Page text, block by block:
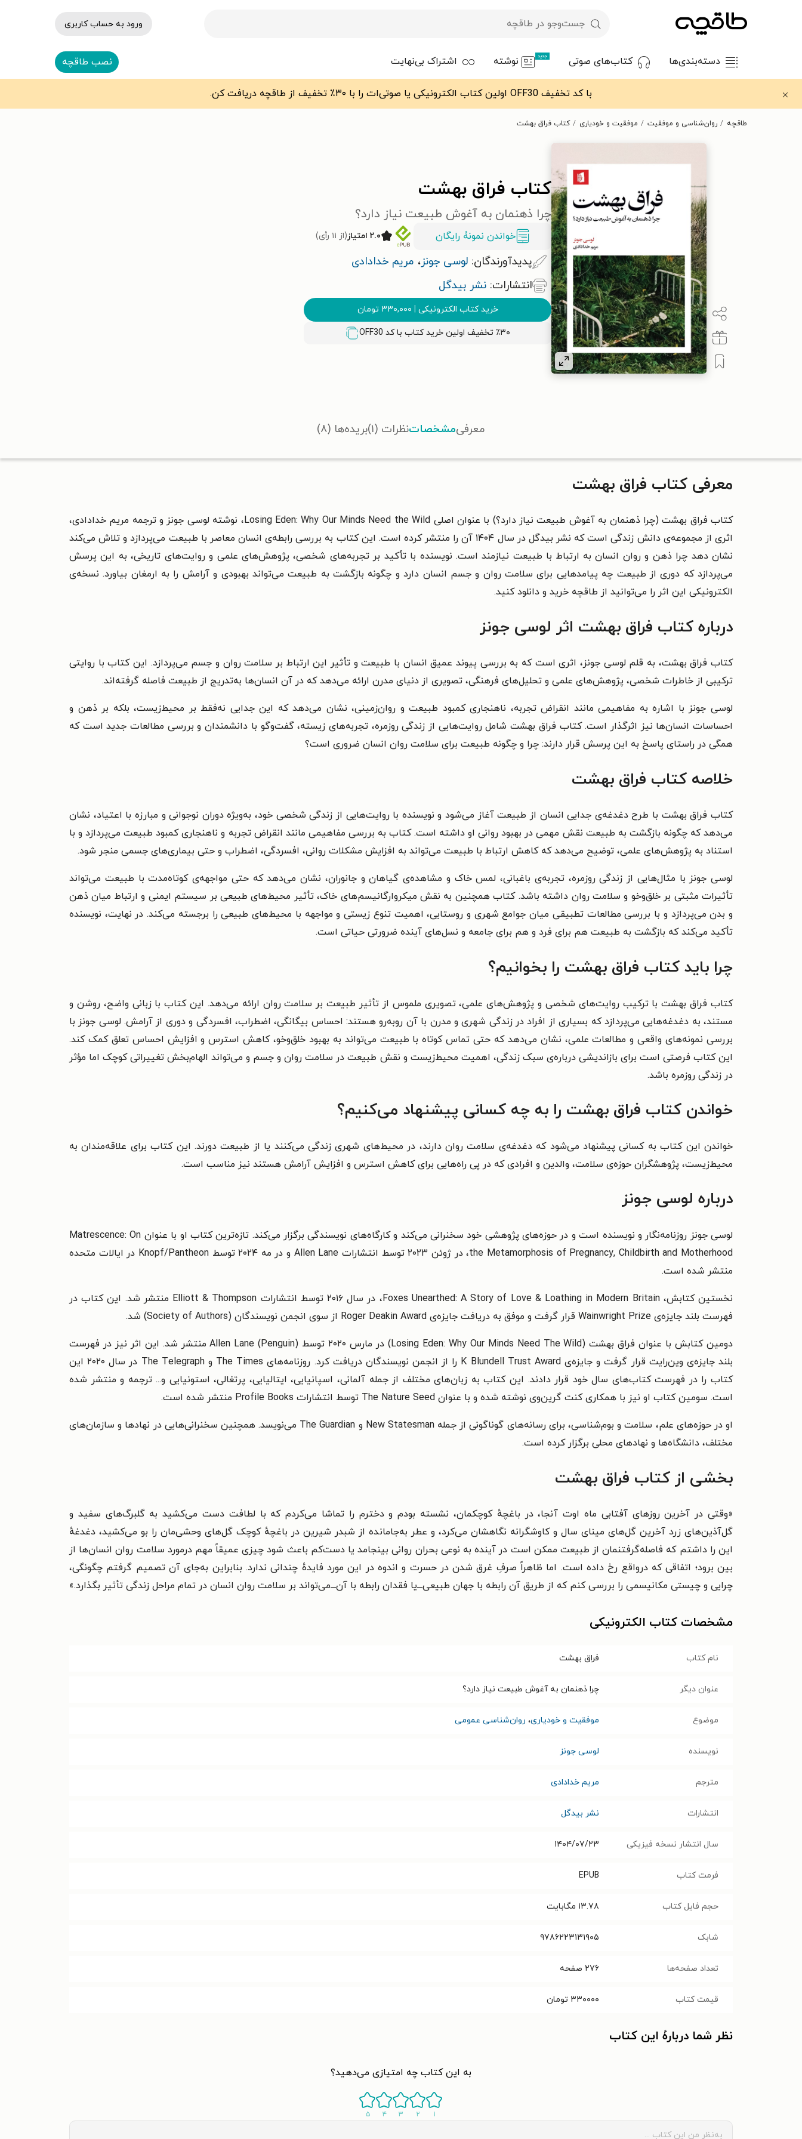
ورود به حساب کاربری
دسته‌بندی‌ها کتاب‌های صوتی جدید نوشته اشتراک بی‌نهایت نصب طاقچه
با کد تخفیف OFF30 اولین کتاب الکترونیکی یا صوتی‌ات را با ۳۰٪ تخفیف از طاقچه دریافت کن.
طاقچه روان‌شناسی و موفقیت موفقیت و خودیاری کتاب فراق بهشت
کتاب فراق بهشت
چرا ذهنمان به آغوش طبیعت نیاز دارد؟
خواندن نمونۀ رایگان ۲.۰ امتیاز (از ۱۱ رأی)
پدیدآورندگان: لوسی جونز، مریم خدادادی
انتشارات: نشر بیدگل
خرید کتاب الکترونیکی ۳۳۰,۰۰۰ تومان
٪۳۰ تخفیف اولین خرید کتاب با کد OFF30
معرفیمشخصاتنظرات (۱) بریده‌ها (۸)
معرفی کتاب فراق بهشت
کتاب فراق بهشت (چرا ذهنمان به آغوش طبیعت نیاز دارد؟) با عنوان اصلی Losing Eden: Why Our Minds Need the Wild، نوشته لوسی جونز و ترجمه‌ مریم خدادادی،
اثری از مجموعه‌ی دانش زندگی است که نشر بیدگل در سال ۱۴۰۴ آن را منتشر کرده است. این کتاب به بررسی رابطه‌ی انسان معاصر با طبیعت می‌پردازد و تلاش می‌کند
نشان دهد چرا ذهن و روان انسان به ارتباط با طبیعت نیازمند است. نویسنده با تأکید بر تجربه‌های شخصی، پژوهش‌های علمی و روایت‌های تاریخی، به این پرسش
می‌پردازد که دوری از طبیعت چه پیامدهایی برای سلامت روان و جسم انسان دارد و چگونه بازگشت به طبیعت می‌تواند بهبودی و آرامش را به ارمغان بیاورد. نسخه‌ی
الکترونیکی این اثر را می‌توانید از طاقچه خرید و دانلود کنید.
درباره کتاب فراق بهشت اثر لوسی جونز
کتاب فراق بهشت، به قلم لوسی جونز، اثری است که به بررسی پیوند عمیق انسان با طبیعت و تأثیر این ارتباط بر سلامت روان و جسم می‌پردازد. این کتاب با روایتی
ترکیبی از خاطرات شخصی، پژوهش‌های علمی و تحلیل‌های فرهنگی، تصویری از دنیای مدرن ارائه می‌دهد که در آن انسان‌ها به‌تدریج از طبیعت فاصله گرفته‌اند.
لوسی جونز با اشاره به مفاهیمی مانند انقراض تجربه، ناهنجاری کمبود طبیعت و روان‌زمینی، نشان می‌دهد که این جدایی نه‌فقط بر محیط‌زیست، بلکه بر ذهن و
احساسات انسان‌ها نیز اثرگذار است. کتاب فراق بهشت شامل روایت‌هایی از زندگی روزمره، تجربه‌های زیسته، گفت‌وگو با دانشمندان و بررسی مطالعات جدید است که
همگی در راستای پاسخ به این پرسش قرار دارند: چرا و چگونه طبیعت برای سلامت روان انسان ضروری است؟
خلاصه کتاب فراق بهشت
کتاب فراق بهشت با طرح دغدغه‌ی جدایی انسان از طبیعت آغاز می‌شود و نویسنده با روایت‌هایی از زندگی شخصی خود، به‌ویژه دوران نوجوانی و مبارزه با اعتیاد، نشان
می‌دهد که چگونه بازگشت به طبیعت نقش مهمی در بهبود روانی او داشته است. کتاب به بررسی مفاهیمی مانند انقراض تجربه و ناهنجاری کمبود طبیعت می‌پردازد و با
استناد به پژوهش‌های علمی، توضیح می‌دهد که کاهش ارتباط با طبیعت می‌تواند به افزایش مشکلات روانی، افسردگی، اضطراب و حتی بیماری‌های جسمی منجر شود.
لوسی جونز با مثال‌هایی از زندگی روزمره، تجربه‌ی باغبانی، لمس خاک و مشاهده‌ی گیاهان و جانوران، نشان می‌دهد که حتی مواجهه‌ی کوتاه‌مدت با طبیعت می‌تواند
تأثیرات مثبتی بر خلق‌وخو و سلامت روان داشته باشد. کتاب همچنین به نقش میکروارگانیسم‌های خاک، تأثیر محیط‌های طبیعی بر سیستم ایمنی و ارتباط میان ذهن
و بدن می‌پردازد و با بررسی مطالعات تطبیقی میان جوامع شهری و روستایی، اهمیت تنوع زیستی و مواجهه با محیط‌های طبیعی را برجسته می‌کند. در نهایت، نویسنده
تأکید می‌کند که بازگشت به طبیعت هم برای فرد و هم برای جامعه و نسل‌های آینده ضرورتی حیاتی است.
چرا باید کتاب فراق بهشت را بخوانیم؟
کتاب فراق بهشت با ترکیب روایت‌های شخصی و پژوهش‌های علمی، تصویری ملموس از تأثیر طبیعت بر سلامت روان ارائه می‌دهد. این کتاب با زبانی واضح، روشن و
مستند، به دغدغه‌هایی می‌پردازد که بسیاری از افراد در زندگی شهری و مدرن با آن روبه‌رو هستند: احساس بیگانگی، اضطراب، افسردگی و دوری از آرامش. لوسی جونز با
بررسی نمونه‌های واقعی و مطالعات علمی، نشان می‌دهد که حتی تماس کوتاه با طبیعت می‌تواند به بهبود خلق‌وخو، کاهش استرس و افزایش احساس تعلق کمک کند.
این کتاب فرصتی است برای بازاندیشی درباره‌ی سبک زندگی، اهمیت محیط‌زیست و نقش طبیعت در سلامت روان و جسم و می‌تواند الهام‌بخش تغییراتی کوچک اما مؤثر
در زندگی روزمره باشد.
خواندن کتاب فراق بهشت را به چه کسانی پیشنهاد می‌کنیم؟
خواندن این کتاب به کسانی پیشنهاد می‌شود که دغدغه‌ی سلامت روان دارند، در محیط‌های شهری زندگی می‌کنند یا از طبیعت دورند. این کتاب برای علاقه‌مندان به
محیط‌زیست، پژوهشگران حوزه‌ی سلامت، والدین و افرادی که در پی راه‌هایی برای کاهش استرس و افزایش آرامش هستند نیز مناسب است.
درباره لوسی جونز
لوسی جونز روزنامه‌نگار و نویسنده است و در حوزه‌های پژوهشی خود سخنرانی می‌کند و کارگاه‌های نویسندگی برگزار می‌کند. تازه‌ترین کتاب او با عنوان Matrescence: On
the Metamorphosis of Pregnancy, Childbirth and Motherhood، در ژوئن ۲۰۲۳ توسط انتشارات Allen Lane و در مه ۲۰۲۴ توسط Knopf/Pantheon در ایالات متحده
منتشر شده است.
نخستین کتابش، Foxes Unearthed: A Story of Love & Loathing in Modern Britain، در سال ۲۰۱۶ توسط انتشارات Elliott & Thompson منتشر شد. این کتاب در
فهرست بلند جایزه‌ی Wainwright Prize قرار گرفت و موفق به دریافت جایزه‌ی Roger Deakin Award از سوی انجمن نویسندگان (Society of Authors) شد.
دومین کتابش با عنوان فراق بهشت (Losing Eden: Why Our Minds Need The Wild) در مارس ۲۰۲۰ توسط Allen Lane (Penguin) منتشر شد. این اثر نیز در فهرست
بلند جایزه‌ی وین‌رایت قرار گرفت و جایزه‌ی K Blundell Trust Award را از انجمن نویسندگان دریافت کرد. روزنامه‌های The Times و The Telegraph در سال ۲۰۲۰ این
کتاب را در فهرست کتاب‌های سال خود قرار دادند. این کتاب به زبان‌های مختلف از جمله آلمانی، اسپانیایی، ایتالیایی، پرتغالی، استونیایی و... ترجمه و منتشر شده
است. سومین کتاب او نیز با همکاری کنت گرین‌وی نوشته شده و با عنوان The Nature Seed توسط انتشارات Profile Books منتشر شده است.
او در حوزه‌های علم، سلامت و بوم‌شناسی، برای رسانه‌های گوناگونی از جمله New Statesman و The Guardian می‌نویسد. همچنین سخنرانی‌هایی در نهادها و سازمان‌های
مختلف، دانشگاه‌ها و نهادهای محلی برگزار کرده است.
بخشی از کتاب فراق بهشت
«وقتی در آخرین روزهای آفتابی ماه اوت آنجا، در باغچهٔ کوچکمان، نشسته بودم و دخترم را تماشا می‌کردم که با لطافت دست می‌کشید به گلبرگ‌های سفید و
گل‌آذین‌های زرد آخرین گل‌های مینای سال و کاوشگرانه نگاهشان می‌کرد، و عطر به‌جامانده از شبدر شیرین در باغچهٔ کوچک گل‌های وحشی‌مان را بو می‌کشید، دغدغهٔ
این را داشتم که فاصله‌گرفتنمان از طبیعت ممکن است در آینده به نوعی بحران روانی بینجامد یا دست‌کم باعث شود چیزی عمیقاً مهم در‌مورد سلامت روان انسان‌ها از
بین برود؛ اتفاقی که در‌واقع رخ داده است. اما ظاهراً صرفِ غرق شدن در حسرت و اندوه در این مورد فایدهٔ چندانی ندارد. بنابراین به‌جای آن تصمیم گرفتم چگونگی،
چرایی و چیستی مکانیسمی را بررسی کنم که از طریق آن رابطه با جهان طبیعی‌ـ‌ـ‌ـ‌یا فقدان رابطه با آن‌ـ‌ـ‌ـ‌می‌تواند بر سلامت روان انسان در تمام مراحل زندگی تأثیر بگذارد.»
مشخصات کتاب الکترونیکی
نام کتاب فراق بهشت
عنوان دیگر چرا ذهنمان به آغوش طبیعت نیاز دارد؟
موضوع موفقیت و خودیاری، روان‌شناسی عمومی
نویسنده لوسی جونز
مترجم مریم خدادادی
انتشارات نشر بیدگل
سال انتشار نسخه فیزیکی ۱۴۰۴/۰۷/۲۳
فرمت کتاب EPUB
حجم فایل کتاب ۱۳.۷۸ مگابایت
شابک ۹۷۸۶۲۲۳۱۳۱۹۰۵
تعداد صفحه‌ها ۲۷۶ صفحه
قیمت کتاب ۳۳۰۰۰۰ تومان
نظر شما دربارهٔ این کتاب
به این کتاب چه امتیازی می‌دهید؟
۱ ۲ ۳ ۴ ۵